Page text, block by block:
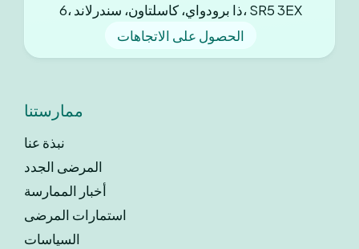
6، ذا برودواي، كاسلتاون، سندرلاند، SR5 3EX
الحصول على الاتجاهات
ممارستنا
نبذة عنا
المرضى الجدد
أخبار الممارسة
استمارات المرضى
السياسات